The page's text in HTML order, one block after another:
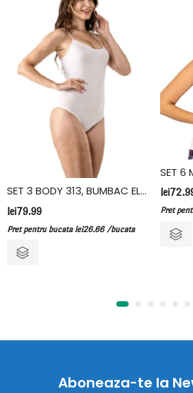
SET 3 BODY 313, BUMBAC ELASTAN, VIVALDI
lei79.99
Pret pentru bucata lei26.66 /bucata
lei
Pret
Aboneaza-te la